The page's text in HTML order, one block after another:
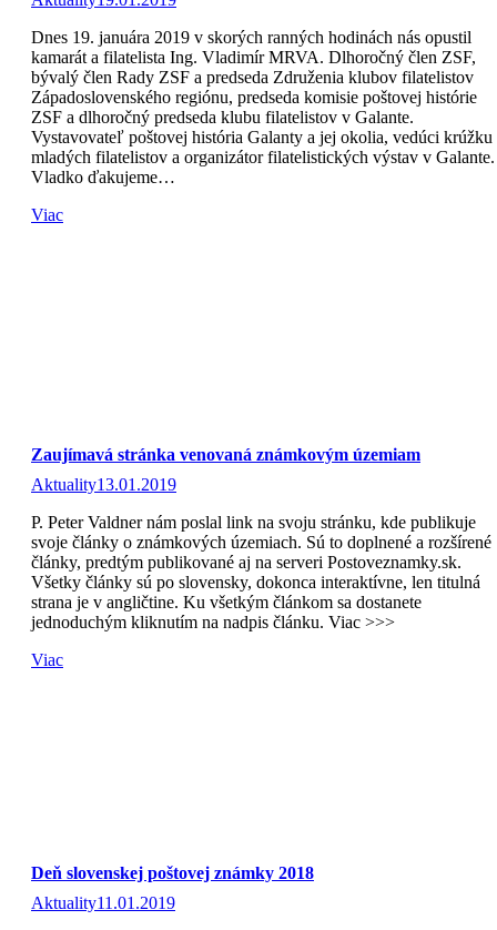
Dnes 19. januára 2019 v skorých ranných hodinách nás opustil
kamarát a filatelista Ing. Vladimír MRVA. Dlhoročný člen ZSF,
bývalý člen Rady ZSF a predseda Združenia klubov filatelistov
Západoslovenského regiónu, predseda komisie poštovej histórie
ZSF a dlhoročný predseda klubu filatelistov v Galante.
Vystavovateľ poštovej história Galanty a jej okolia, vedúci krúžku
mladých filatelistov a organizátor filatelistických výstav v Galante.
Vladko ďakujeme…
Viac
Zaujímavá stránka venovaná známkovým územiam
Aktuality13.01.2019
P. Peter Valdner nám poslal link na svoju stránku, kde publikuje
svoje články o známkových územiach. Sú to doplnené a rozšírené
články, predtým publikované aj na serveri Postoveznamky.sk.
Všetky články sú po slovensky, dokonca interaktívne, len titulná
strana je v angličtine. Ku všetkým článkom sa dostanete
jednoduchým kliknutím na nadpis článku. Viac >>>
Viac
Deň slovenskej poštovej známky 2018
Aktuality11.01.2019